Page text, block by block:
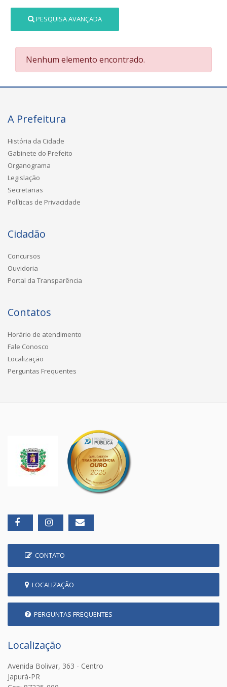
PESQUISA AVANÇADA
Nenhum elemento encontrado.
A Prefeitura
História da Cidade
Gabinete do Prefeito
Organograma
Legislação
Secretarias
Políticas de Privacidade
Cidadão
Concursos
Ouvidoria
Portal da Transparência
Contatos
Horário de atendimento
Fale Conosco
Localização
Perguntas Frequentes
CONTATO
LOCALIZAÇÃO
PERGUNTAS FREQUENTES
Localização
Avenida Bolivar, 363 - Centro
Japurá-PR